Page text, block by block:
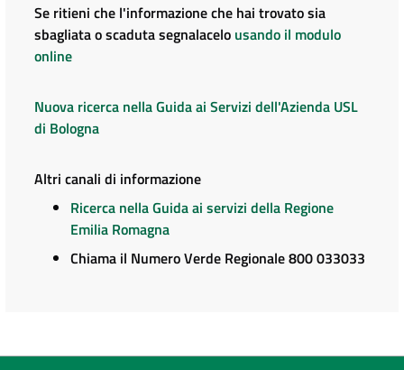
Se ritieni che l'informazione che hai trovato sia
sbagliata o scaduta segnalacelo usando il modulo
online
Nuova ricerca nella Guida ai Servizi dell'Azienda USL
di Bologna
Altri canali di informazione
Ricerca nella Guida ai servizi della Regione
Emilia Romagna
Chiama il Numero Verde Regionale 800 033033